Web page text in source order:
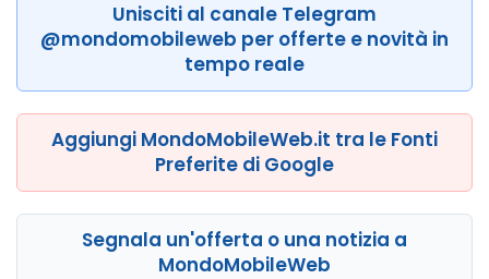
Unisciti al canale Telegram
@mondomobileweb per offerte e novità in
tempo reale
Aggiungi MondoMobileWeb.it tra le Fonti
Preferite di Google
Segnala un'offerta o una notizia a
MondoMobileWeb